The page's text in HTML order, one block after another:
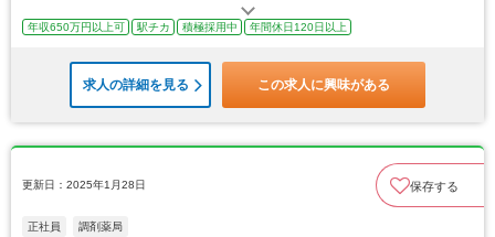
年収650万円以上可 駅チカ 積極採用中 年間休日120日以上
求人の詳細を見る この求人に興味がある
更新日：2025年1月28日 保存する
正社員 調剤薬局